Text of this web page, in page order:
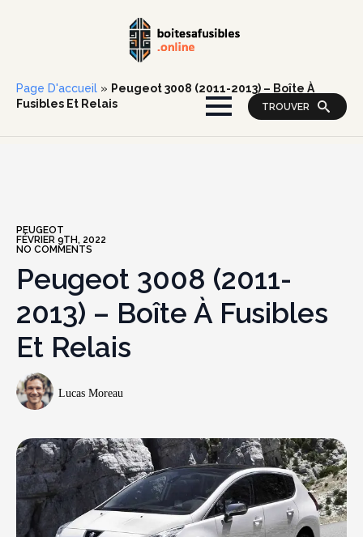
TROUVER
Page D'accueil » Peugeot 3008 (2011-2013) – Boîte À
Fusibles Et Relais
PEUGEOT
FÉVRIER 9TH, 2022
NO COMMENTS
Peugeot 3008 (2011-
2013) – Boîte À Fusibles
Et Relais
Lucas Moreau